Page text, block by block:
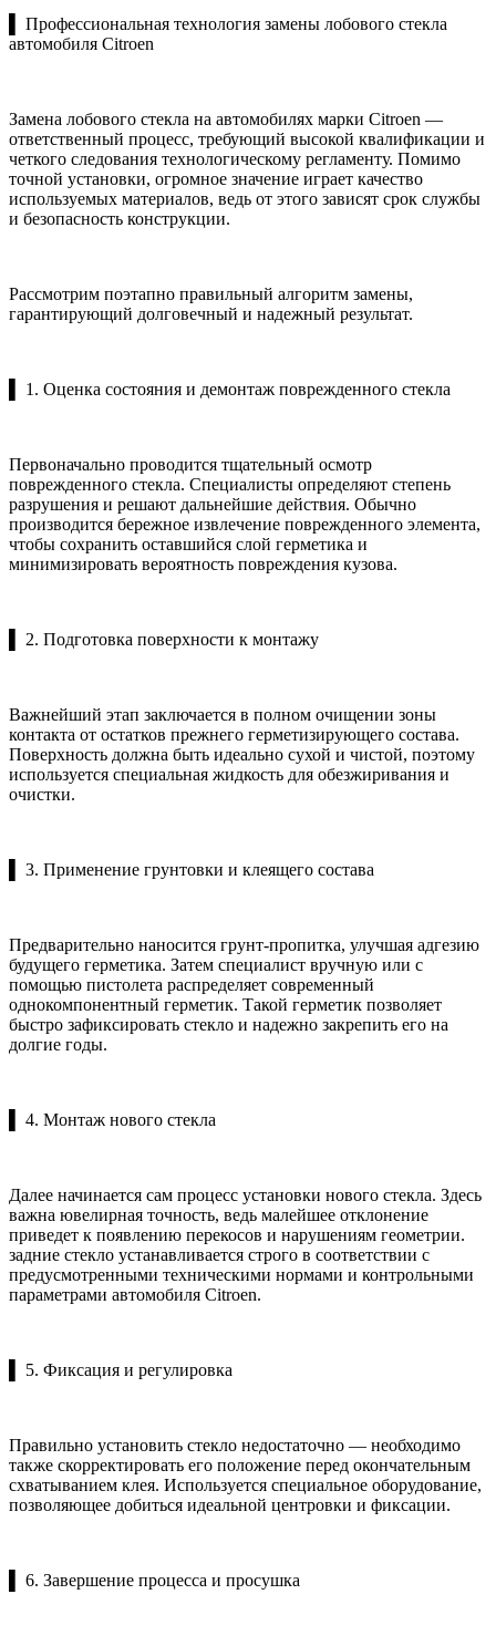
▌ Профессиональная технология замены лобового стекла
автомобиля Citroen
Замена лобового стекла на автомобилях марки Citroen —
ответственный процесс, требующий высокой квалификации и
четкого следования технологическому регламенту. Помимо
точной установки, огромное значение играет качество
используемых материалов, ведь от этого зависят срок службы
и безопасность конструкции.
Рассмотрим поэтапно правильный алгоритм замены,
гарантирующий долговечный и надежный результат.
▌ 1. Оценка состояния и демонтаж поврежденного стекла
Первоначально проводится тщательный осмотр
поврежденного стекла. Специалисты определяют степень
разрушения и решают дальнейшие действия. Обычно
производится бережное извлечение поврежденного элемента,
чтобы сохранить оставшийся слой герметика и
минимизировать вероятность повреждения кузова.
▌ 2. Подготовка поверхности к монтажу
Важнейший этап заключается в полном очищении зоны
контакта от остатков прежнего герметизирующего состава.
Поверхность должна быть идеально сухой и чистой, поэтому
используется специальная жидкость для обезжиривания и
очистки.
▌ 3. Применение грунтовки и клеящего состава
Предварительно наносится грунт-пропитка, улучшая адгезию
будущего герметика. Затем специалист вручную или с
помощью пистолета распределяет современный
однокомпонентный герметик. Такой герметик позволяет
быстро зафиксировать стекло и надежно закрепить его на
долгие годы.
▌ 4. Монтаж нового стекла
Далее начинается сам процесс установки нового стекла. Здесь
важна ювелирная точность, ведь малейшее отклонение
приведет к появлению перекосов и нарушениям геометрии.
задние стекло устанавливается строго в соответствии с
предусмотренными техническими нормами и контрольными
параметрами автомобиля Citroen.
▌ 5. Фиксация и регулировка
Правильно установить стекло недостаточно — необходимо
также скорректировать его положение перед окончательным
схватыванием клея. Используется специальное оборудование,
позволяющее добиться идеальной центровки и фиксации.
▌ 6. Завершение процесса и просушка